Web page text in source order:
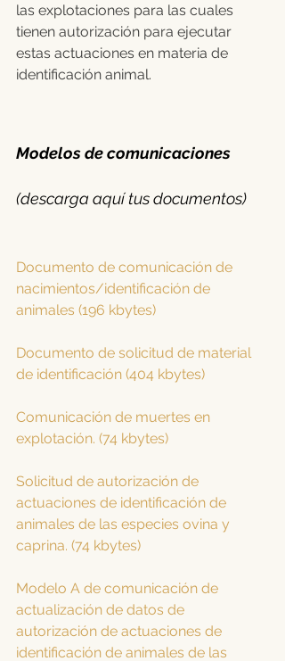
las explotaciones para las cuales
tienen autorización para ejecutar
estas actuaciones en materia de
identificación animal.
Modelos de comunicaciones
(descarga aquí tus documentos)
Documento de comunicación de
nacimientos/identificación de
animales (196 kbytes)
Documento de solicitud de material
de identificación (404 kbytes)
Comunicación de muertes en
explotación. (74 kbytes)
Solicitud de autorización de
actuaciones de identificación de
animales de las especies ovina y
caprina. (74 kbytes)
Modelo A de comunicación de
actualización de datos de
autorización de actuaciones de
identificación de animales de las